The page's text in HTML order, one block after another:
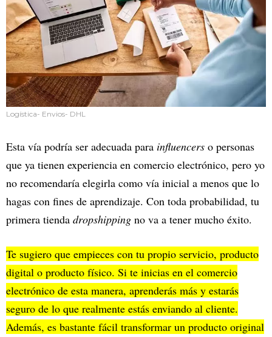
Logística- Envios- DHL
Esta vía podría ser adecuada para influencers o personas
que ya tienen experiencia en comercio electrónico, pero yo
no recomendaría elegirla como vía inicial a menos que lo
hagas con fines de aprendizaje. Con toda probabilidad, tu
primera tienda dropshipping no va a tener mucho éxito.
Te sugiero que empieces con tu propio servicio, producto
digital o producto físico. Si te inicias en el comercio
electrónico de esta manera, aprenderás más y estarás
seguro de lo que realmente estás enviando al cliente.
Además, es bastante fácil transformar un producto original